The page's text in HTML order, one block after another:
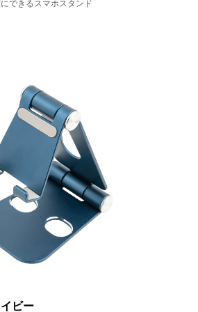
できるスマホスタンド
ビー